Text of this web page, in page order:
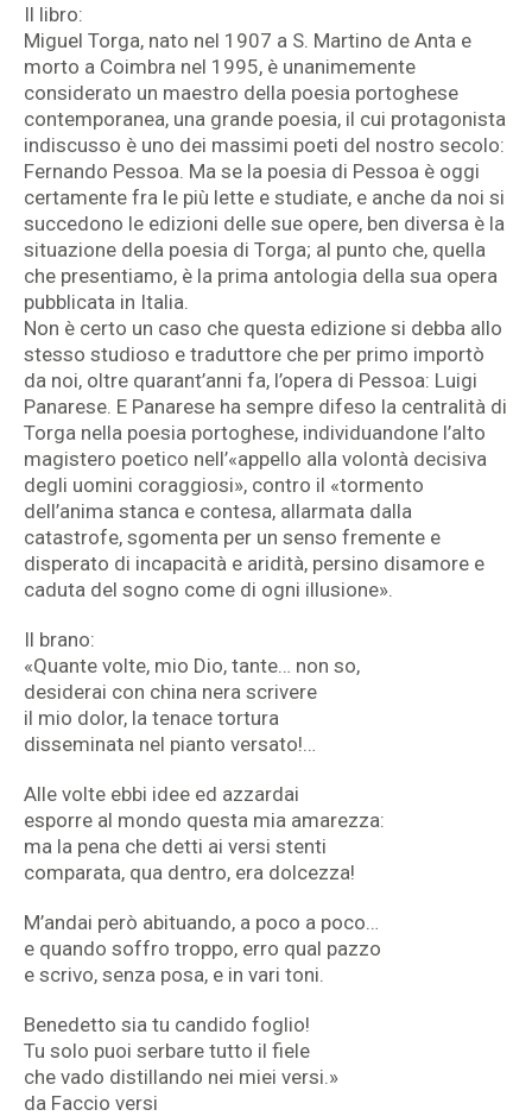
Il libro:
Miguel Torga, nato nel 1907 a S. Martino de Anta e
morto a Coimbra nel 1995, è unanimemente
considerato un maestro della poesia portoghese
contemporanea, una grande poesia, il cui protagonista
indiscusso è uno dei massimi poeti del nostro secolo:
Fernando Pessoa. Ma se la poesia di Pessoa è oggi
certamente fra le più lette e studiate, e anche da noi si
succedono le edizioni delle sue opere, ben diversa è la
situazione della poesia di Torga; al punto che, quella
che presentiamo, è la prima antologia della sua opera
pubblicata in Italia.
Non è certo un caso che questa edizione si debba allo
stesso studioso e traduttore che per primo importò
da noi, oltre quarant’anni fa, l’opera di Pessoa: Luigi
Panarese. E Panarese ha sempre difeso la centralità di
Torga nella poesia portoghese, individuandone l’alto
magistero poetico nell’«appello alla volontà decisiva
degli uomini coraggiosi», contro il «tormento
dell’anima stanca e contesa, allarmata dalla
catastrofe, sgomenta per un senso fremente e
disperato di incapacità e aridità, persino disamore e
caduta del sogno come di ogni illusione».
Il brano:
«Quante volte, mio Dio, tante… non so,
desiderai con china nera scrivere
il mio dolor, la tenace tortura
disseminata nel pianto versato!…
Alle volte ebbi idee ed azzardai
esporre al mondo questa mia amarezza:
ma la pena che detti ai versi stenti
comparata, qua dentro, era dolcezza!
M’andai però abituando, a poco a poco…
e quando soffro troppo, erro qual pazzo
e scrivo, senza posa, e in vari toni.
Benedetto sia tu candido foglio!
Tu solo puoi serbare tutto il fiele
che vado distillando nei miei versi.»
da Faccio versi